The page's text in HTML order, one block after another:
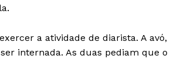
a atividade de diarista. A avó,
internada. As duas pediam que o